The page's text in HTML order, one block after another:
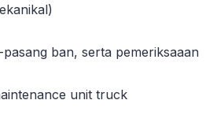
ban, serta pemeriksaaan
unit truck